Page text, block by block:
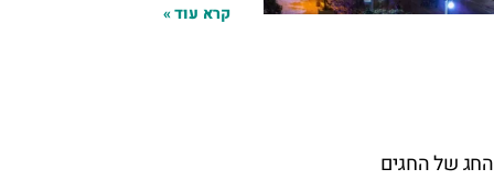
החג של החגים
קרא עוד »